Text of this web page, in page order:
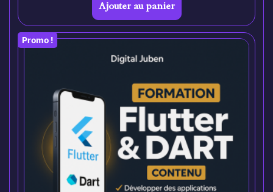
Ajouter au panier
Promo !